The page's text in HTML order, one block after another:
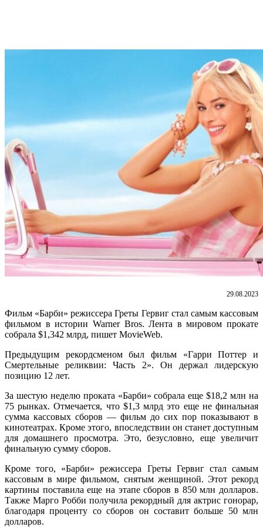
29.08.2023
Фильм «Барби» режиссера Греты Гервиг стал самым кассовым
фильмом в истории Warner Bros. Лента в мировом прокате
собрала $1,342 млрд, пишет MovieWeb.
Предыдущим рекордсменом был фильм «Гарри Поттер и
Смертельные реликвии: Часть 2». Он держал лидерскую
позицию 12 лет.
За шестую неделю проката «Барби» собрала еще $18,2 млн на
75 рынках. Отмечается, что $1,3 млрд это еще не финальная
сумма кассовых сборов — фильм до сих пор показывают в
кинотеатрах. Кроме этого, впоследствии он станет доступным
для домашнего просмотра. Это, безусловно, еще увеличит
финальную сумму сборов.
Кроме того, «Барби» режиссера Греты Гервиг стал самым
кассовым в мире фильмом, снятым женщиной. Этот рекорд
картины поставила еще на этапе сборов в 850 млн долларов.
Также Марго Робби получила рекордный для актрис гонорар,
благодаря проценту со сборов он составит больше 50 млн
долларов.